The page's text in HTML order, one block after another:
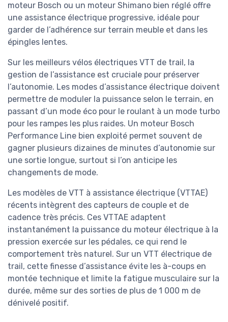
moteur Bosch ou un moteur Shimano bien réglé offre
une assistance électrique progressive, idéale pour
garder de l’adhérence sur terrain meuble et dans les
épingles lentes.
Sur les meilleurs vélos électriques VTT de trail, la
gestion de l’assistance est cruciale pour préserver
l’autonomie. Les modes d’assistance électrique doivent
permettre de moduler la puissance selon le terrain, en
passant d’un mode éco pour le roulant à un mode turbo
pour les rampes les plus raides. Un moteur Bosch
Performance Line bien exploité permet souvent de
gagner plusieurs dizaines de minutes d’autonomie sur
une sortie longue, surtout si l’on anticipe les
changements de mode.
Les modèles de VTT à assistance électrique (VTTAE)
récents intègrent des capteurs de couple et de
cadence très précis. Ces VTTAE adaptent
instantanément la puissance du moteur électrique à la
pression exercée sur les pédales, ce qui rend le
comportement très naturel. Sur un VTT électrique de
trail, cette finesse d’assistance évite les à-coups en
montée technique et limite la fatigue musculaire sur la
durée, même sur des sorties de plus de 1 000 m de
dénivelé positif.